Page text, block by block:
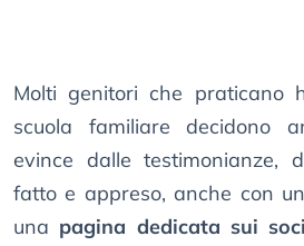
Molti genitori che praticano
scuola familiare decidono
evince dalle testimonianze,
fatto e appreso, anche con un
una pagina dedicata sui